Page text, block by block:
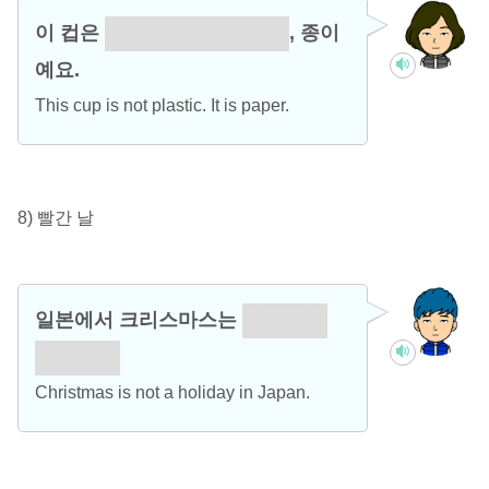
이 컵은
, 종이
예요.
This cup is not plastic. It is paper.
8) 빨간 날
일본에서 크리스마스는
Christmas is not a holiday in Japan.